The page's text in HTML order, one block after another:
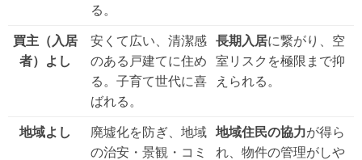
る。
買主（入居
者）よし
安くて広い、清潔感
のある戸建てに住め
る。子育て世代に喜
ばれる。
長期入居に繋がり、空
室リスクを極限まで抑
えられる。
地域よし
廃墟化を防ぎ、地域
の治安・景観・コミ
地域住民の協力が得ら
れ、物件の管理がしや